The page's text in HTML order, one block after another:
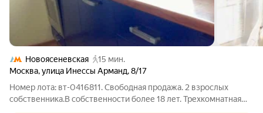
Новоясеневская
15 мин.
Москва,улица Инессы Арманд,8/17
Номер лота: вт-0416811. Свободная продажа. 2 взрослых
собственника.В собственности более 18 лет. Трехкомнатная